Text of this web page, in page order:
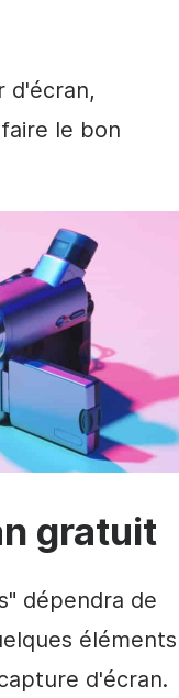
d'écran,
le bon
gratuit
dépendra de
éléments
d'écran.